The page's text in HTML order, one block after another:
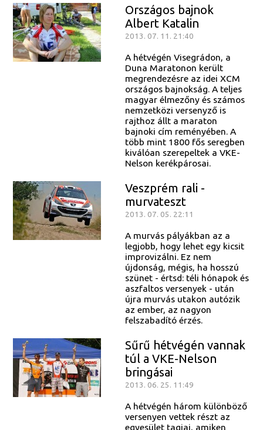
Országos bajnok
Albert Katalin
2013. 07. 11. 21:40
A hétvégén Visegrádon, a
Duna Maratonon került
megrendezésre az idei XCM
országos bajnokság. A teljes
magyar élmezőny és számos
nemzetközi versenyző is
rajthoz állt a maraton
bajnoki cím reményében. A
több mint 1800 fős seregben
kiválóan szerepeltek a VKE-
Nelson kerékpárosai.
Veszprém rali -
murvateszt
2013. 07. 05. 22:11
A murvás pályákban az a
legjobb, hogy lehet egy kicsit
improvizálni. Ez nem
újdonság, mégis, ha hosszú
szünet - értsd: téli hónapok és
aszfaltos versenyek - után
újra murvás utakon autózik
az ember, az nagyon
felszabadító érzés.
Sűrű hétvégén vannak
túl a VKE-Nelson
bringásai
2013. 06. 25. 11:49
A hétvégén három különböző
versenyen vettek részt az
egyesület tagjai, amiken